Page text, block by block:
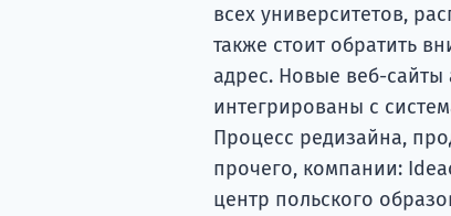
всех университетов,
также стоит обратить
адрес. Новые веб-
интегрированы с
Процесс редизайна,
прочего, компании:
центр польского